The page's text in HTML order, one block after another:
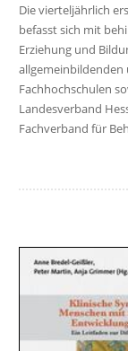
Die vierteljährlich
befasst sich mit
Erziehung und
allgemeinbildenden
Fachhochschulen
Landesverband
Fachverband für